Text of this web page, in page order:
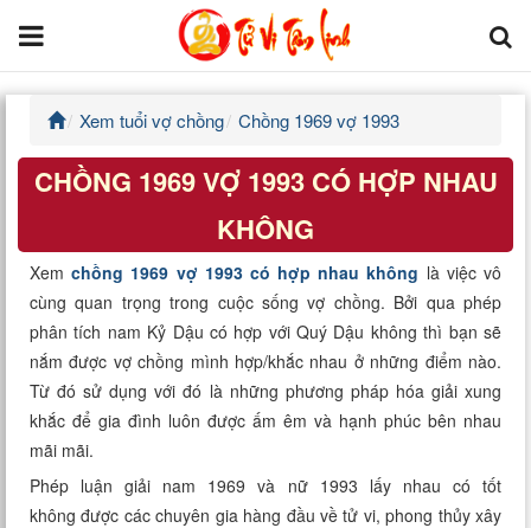
Trang chủ
Tử Vi Đẩu Số
Tử Vi 12 Con Giáp
Phong thủy
Kinh Dịch
Văn Hoa Tâm linh
Xem ngày
Xem tuổi vợ chồng Chồng 1969 vợ 1993
CHỒNG 1969 VỢ 1993 CÓ HỢP NHAU
KHÔNG
Xem chồng 1969 vợ 1993 có hợp nhau không là việc vô
cùng quan trọng trong cuộc sống vợ chồng. Bởi qua phép
phân tích nam Kỷ Dậu có hợp với Quý Dậu không thì bạn sẽ
nắm được vợ chồng mình hợp/khắc nhau ở những điểm nào.
Từ đó sử dụng với đó là những phương pháp hóa giải xung
khắc để gia đình luôn được ấm êm và hạnh phúc bên nhau
mãi mãi.
Phép luận giải nam 1969 và nữ 1993 lấy nhau có tốt
không được các chuyên gia hàng đầu về tử vi, phong thủy xây